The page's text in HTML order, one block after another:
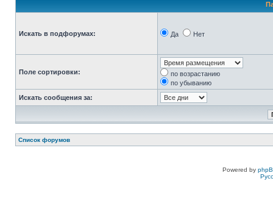
Искать в подфорумах: Да Нет
Поле сортировки:
по возрастанию
по убыванию
Искать сообщения за:
Список форумов
Powered by